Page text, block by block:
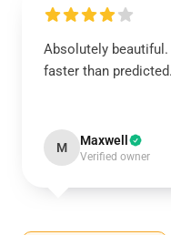
Absolutely
faster than predicted.
M Maxwell
Verified owner